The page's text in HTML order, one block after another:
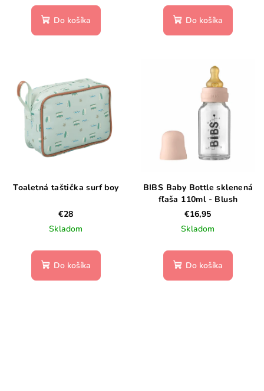
Do košíka Do košíka
Toaletná taštička surf boy
€28
Skladom
Do košíka
BIBS Baby Bottle sklenená
fľaša 110ml - Blush
€16,95
Skladom
Do košíka